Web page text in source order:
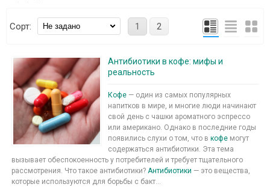
Сорт: 1 2
Антибиотики в кофе: мифы и
реальность
Кофе — один из самых популярных
напитков в мире, и многие люди начинают
свой день с чашки ароматного эспрессо
или американо. Однако в последние годы
появились слухи о том, что в кофе могут
содержаться антибиотики. Эта тема
вызывает обеспокоенность у потребителей и требует тщательного
рассмотрения. Что такое антибиотики? Антибиотики — это вещества,
которые используются для борьбы с бакт...